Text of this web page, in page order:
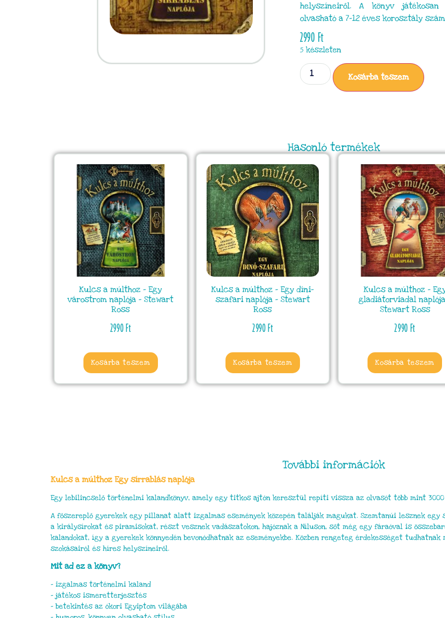
helyszíneiről. A könyv
olvasható a 7–12 éves korosztály
2990Ft
5 készleten
Kosárba teszem
Hasonló termékek
Kulcs a múlthoz – Egy
várostrom naplója – Stewart
Ross
2990Ft
Kosárba teszem
Kulcs a múlthoz – Egy díni-
szafari naplója – Stewart
Ross
2990Ft
Kosárba teszem
Kulcs a múlthoz –
gladiátorviadal
Stewart Ross
2990Ft
Kosárba teszem
További információk
Kulcs a múlthoz Egy sírrablás naplója
Egy lebilincselő történelmi kalandkönyv, amely egy titkos ajtón keresztül repíti vissza az olvasót több mint 3000
A főszereplő gyerekek egy pillanat alatt izgalmas események közepén találják magukat. Szemtanúi lesznek
a királysírokat és piramisokat, részt vesznek vadászatokon, hajóznak a Níluson, sőt még egy fáraóval is
kalandokat, így a gyerekek könnyedén bevonódhatnak az eseményekbe. Közben rengeteg érdekességet
szokásairól és híres helyszíneiről.
Mit ad ez a könyv?
– izgalmas történelmi kaland
– játékos ismeretterjesztés
– betekintés az ókori Egyiptom világába